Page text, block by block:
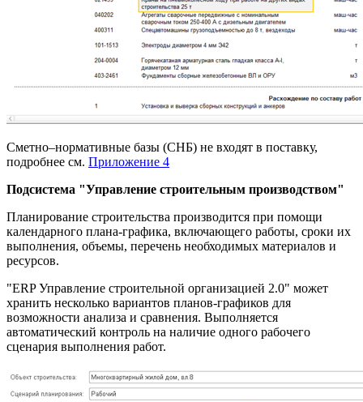
Сметно–нормативные базы (СНБ) не входят в поставку,
подробнее см. Приложение 4
Подсистема "Управление строительным производством"
Планирование строительства производится при помощи
календарного плана-графика, включающего работы, сроки их
выполнения, объемы, перечень необходимых материалов и
ресурсов.
"ERP Управление строительной организацией 2.0" может
хранить несколько вариантов планов-графиков для
возможности анализа и сравнения. Выполняется
автоматический контроль на наличие одного рабочего
сценария выполнения работ.